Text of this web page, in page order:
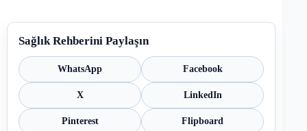
Sağlık Rehberini Paylaşın
WhatsApp Facebook
X LinkedIn
Pinterest Flipboard